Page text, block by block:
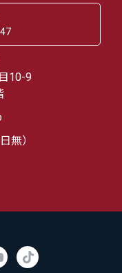
10-9
無）